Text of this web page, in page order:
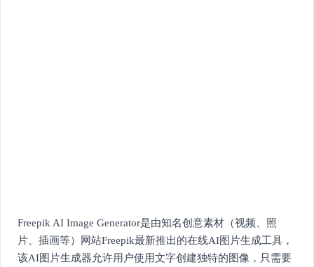
Freepik AI Image Generator是由知名创意素材（视频、照
片、插画等）网站Freepik最新推出的在线AI图片生成工具，
该AI图片生成器允许用户使用文字创建独特的图像，只需要